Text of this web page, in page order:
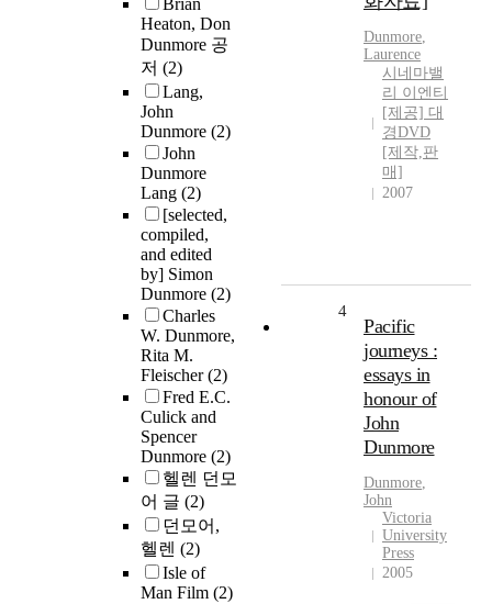
Brian
Heaton, Don
Dunmore 공
저 (2)
Lang,
John
Dunmore (2)
John
Dunmore
Lang (2)
[selected,
compiled,
and edited
by] Simon
Dunmore (2)
Charles
W. Dunmore,
Rita M.
Fleischer(2)
Fred E.C.
Culick and
Spencer
Dunmore (2)
헬렌 던모
어 글 (2)
던모어,
헬렌 (2)
Isle of
Man Film (2)
Dunmore,
Laurence
시네마밸
리 이엔티
[제공] 대
경DVD
[제작,판
매]
2007
4
Pacific
journeys :
essays in
honour of
John
Dunmore
Dunmore,
John
Victoria
University
Press
2005